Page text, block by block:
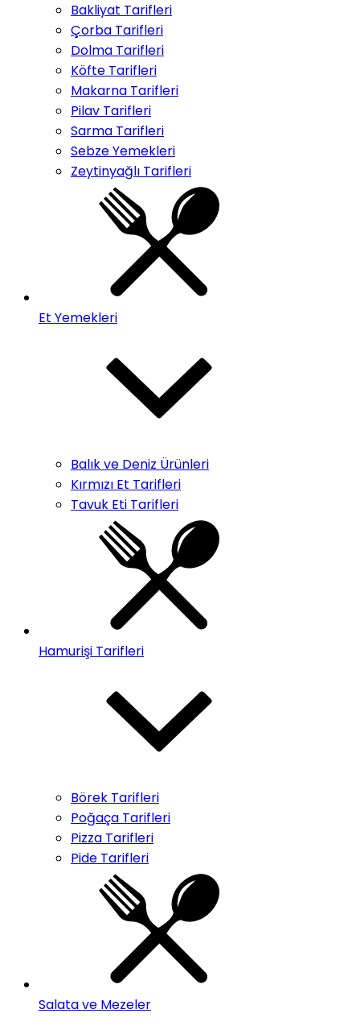
Bakliyat Tarifleri
Çorba Tarifleri
Dolma Tarifleri
Köfte Tarifleri
Makarna Tarifleri
Pilav Tarifleri
Sarma Tarifleri
Sebze Yemekleri
Zeytinyağlı Tarifleri
Et Yemekleri
Balık ve Deniz Ürünleri
Kırmızı Et Tarifleri
Tavuk Eti Tarifleri
Hamurişi Tarifleri
Börek Tarifleri
Poğaça Tarifleri
Pizza Tarifleri
Pide Tarifleri
Salata ve Mezeler